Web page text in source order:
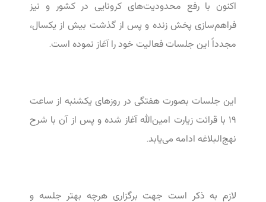
اکنون با رفع محدودیت‌های کرونایی در کشور و نیز
فراهم‌سازی پخش زنده و پس از گذشت بیش از یکسال،
مجدداً این جلسات فعالیت خود را آغاز نموده است.
این جلسات بصورت هفتگی در روزهای یکشنبه از ساعت
۱۹ با قرائت زیارت امین‌الله آغاز شده و پس از آن با شرح
نهج‌البلاغه ادامه می‌یابد.
لازم به ذکر است جهت برگزاری هرچه بهتر جلسه و